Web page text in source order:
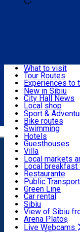
Română
Useful info
Activities &
Accommodation
Food, Drinks &
Transport & Parking
Live Webcams
What to visit
Tour Routes
Experiences to
Podcast
Culture
Museums
Churches
Parks, Zoo
County of Sibiu
New in Sibiu
City Hall News
Local shop
Sibiu artisans
Sibiul Verde
Public services
Education
How do I get to
Tourist Info
Tour Guides
Guided tours
Publicații locale
Beauty salons
Sport &
Bike routes
Swimming
Riding
Indoor activities
Loc de joacă
Loc de joacă
Ski
Ice skating
Yoga
Hotels
Guesthouses
Villa
Hostels
Motel
Camping
Renting rooms
Rooms for rent
Accommodation
Local markets
Local breakfast
Restaurante
Pizza
Fast Food
Coffee
Sweets
Pub, Bar
Night clubs
Bakeries
Public Transport
Green Line
Car rental
Rent a bike
Scooter rentals
Taxi
Ride Sharing
Sibiu
View of Sibiu
Arena Platoș
Live Webcams